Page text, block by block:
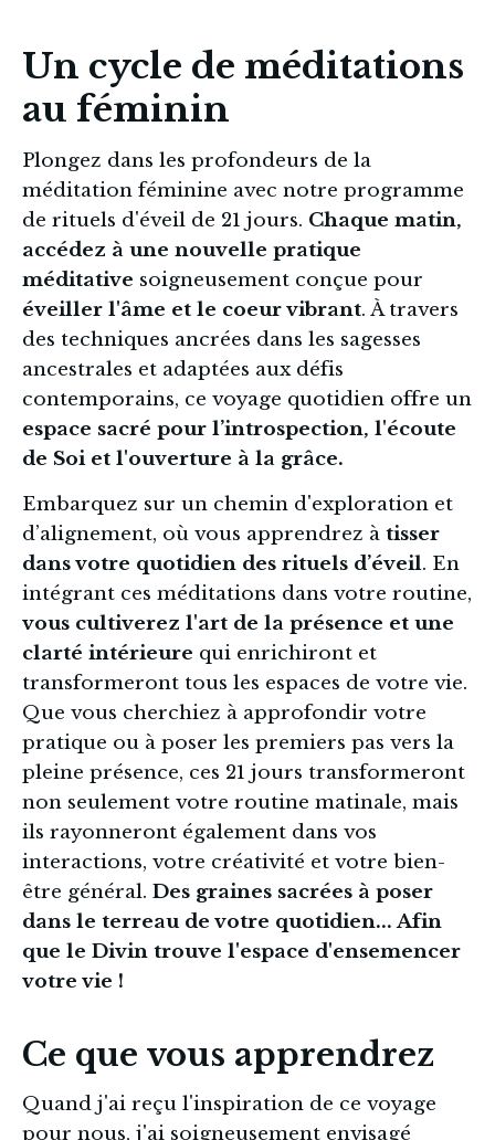
Un cycle de méditations
au féminin
Plongez dans les profondeurs de la
méditation féminine avec notre programme
de rituels d'éveil de 21 jours. Chaque matin,
accédez à une nouvelle pratique
méditative
éveiller l'âme et le coeur vibrant. À travers
des techniques ancrées dans les sagesses
ancestrales et adaptées aux défis
espace sacré pour l’introspection, l'écoute
de Soi et l'ouverture à la grâce.
Embarquez sur un chemin d'exploration et
d’alignement, où vous apprendrez à tisser
dans votre quotidien des rituels d’éveil. En
vous cultiverez l'art de la présence et une
clarté intérieure qui enrichiront et
transformeront tous les espaces de votre vie.
Que vous cherchiez à approfondir votre
pratique ou à poser les premiers pas vers la
pleine présence, ces 21 jours transformeront
non seulement votre routine matinale, mais
ils rayonneront également dans vos
interactions, votre créativité et votre bien-
être général. Des graines sacrées à poser
dans le terreau de votre quotidien... Afin
que le Divin trouve l'espace d'ensemencer
votre vie !
Ce que vous apprendrez
Quand j'ai reçu l'inspiration de ce voyage
pour nous, j'ai soigneusement envisagé